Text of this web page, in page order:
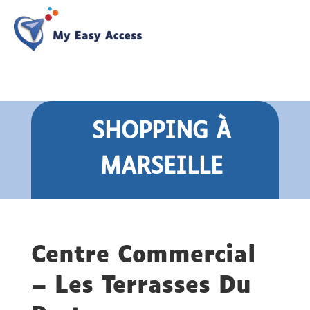
SHOPPINGÀ
MARSEILLE
Centre Commercial
– Les Terrasses Du